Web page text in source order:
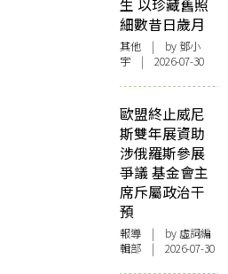
生 以珍藏舊照
細數昔日歲月
其他 | by 鄧小
宇 | 2026-07-30
歐盟終止威尼
斯雙年展資助
涉俄羅斯參展
爭議 基金會主
席斥屬政治干
預
報導 | by 虛詞編
輯部 | 2026-07-30